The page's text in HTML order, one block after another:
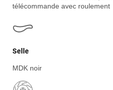
télécommande avec roulement
Selle
MDK noir